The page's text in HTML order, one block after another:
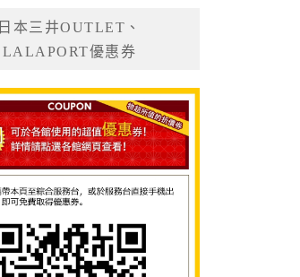
日本三井OUTLET、
LALAPORT優惠券